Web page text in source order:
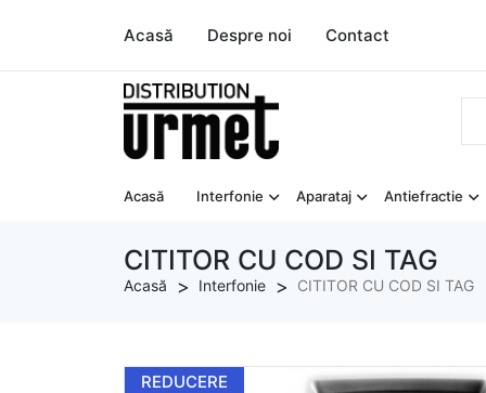
Acasă Despre noi Contact
Acasă Interfonie Aparataj Antiefractie
CITITOR CU COD SI TAG
Acasă Interfonie CITITOR CU COD SI TAG
REDUCERE